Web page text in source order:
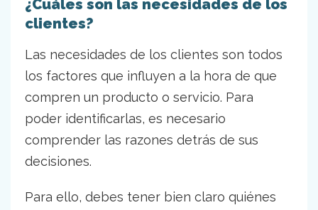
¿Cuáles son las necesidades de los
clientes?
Las necesidades de los clientes son todos
los factores que influyen a la hora de que
compren un producto o servicio. Para
poder identificarlas, es necesario
comprender las razones detrás de sus
decisiones.
Para ello, debes tener bien claro quiénes